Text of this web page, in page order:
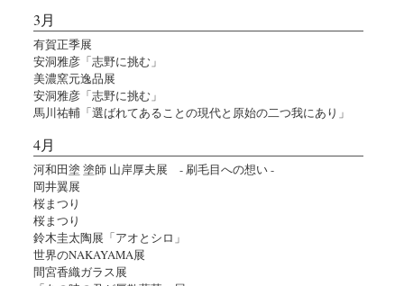
3月
有賀正季展
安洞雅彦「志野に挑む」
美濃窯元逸品展
安洞雅彦「志野に挑む」
馬川祐輔「選ばれてあることの現代と原始の二つ我にあり」
4月
河和田塗 塗師 山岸厚夫展 - 刷毛目への想い -
岡井翼展
桜まつり
桜まつり
鈴木圭太陶展「アオとシロ」
世界のNAKAYAMA展
間宮香織ガラス展